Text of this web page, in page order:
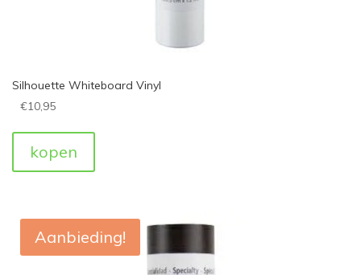
Silhouette Whiteboard Vinyl
€10,95
kopen
Aanbieding!